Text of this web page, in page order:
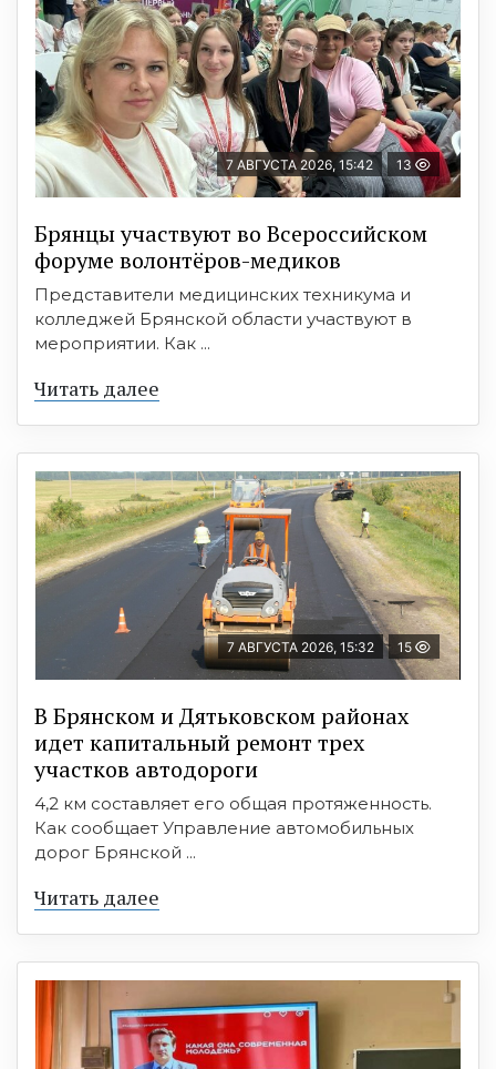
7 АВГУСТА 2026, 15:42 13
Брянцы участвуют во Всероссийском
форуме волонтёров-медиков
Представители медицинских техникума и
колледжей Брянской области участвуют в
мероприятии. Как ...
Читать далее
7 АВГУСТА 2026, 15:32 15
В Брянском и Дятьковском районах
идет капитальный ремонт трех
участков автодороги
4,2 км составляет его общая протяженность.
Как сообщает Управление автомобильных
дорог Брянской ...
Читать далее